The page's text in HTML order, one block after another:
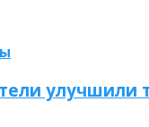
улучшили